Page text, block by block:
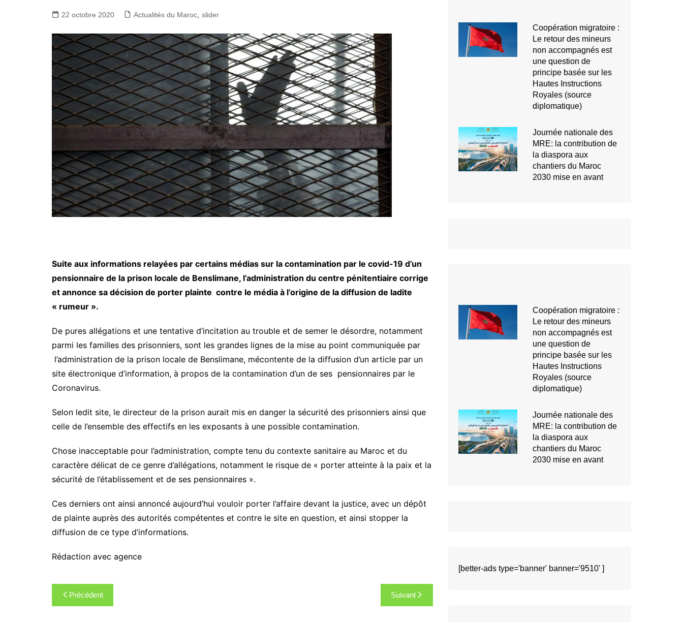
22 octobre 2020 Actualités du Maroc slider
Suite aux informations relayées par certains médias sur la contamination par le covid-19 d’un
pensionnaire de la prison locale de Benslimane, l’administration du centre pénitentiaire corrige
et annonce sa décision de porter plainte contre le média à l’origine de la diffusion de ladite
« rumeur ».
De pures allégations et une tentative d’incitation au trouble et de semer le désordre, notamment
parmi les familles des prisonniers, sont les grandes lignes de la mise au point communiquée par
l’administration de la prison locale de Benslimane, mécontente de la diffusion d’un article par un
site électronique d’information, à propos de la contamination d’un de ses pensionnaires par le
Coronavirus.
Selon ledit site, le directeur de la prison aurait mis en danger la sécurité des prisonniers ainsi que
celle de l’ensemble des effectifs en les exposants à une possible contamination.
Chose inacceptable pour l’administration, compte tenu du contexte sanitaire au Maroc et du
caractère délicat de ce genre d’allégations, notamment le risque de « porter atteinte à la paix et la
sécurité de l’établissement et de ses pensionnaires ».
Ces derniers ont ainsi annoncé aujourd’hui vouloir porter l’affaire devant la justice, avec un dépôt
de plainte auprès des autorités compétentes et contre le site en question, et ainsi stopper la
diffusion de ce type d’informations.
Rédaction avec agence
Navigation
de
Précédent Suivant
Coopération migratoire :
Le retour des mineurs
non accompagnés est
une question de
principe basée sur les
Hautes Instructions
Royales (source
diplomatique)
Journée nationale des
MRE: la contribution de
la diaspora aux
chantiers du Maroc
2030 mise en avant
Coopération migratoire :
Le retour des mineurs
non accompagnés est
une question de
principe basée sur les
Hautes Instructions
Royales (source
diplomatique)
Journée nationale des
MRE: la contribution de
la diaspora aux
chantiers du Maroc
2030 mise en avant
[better-ads type='banner' banner='9510' ]